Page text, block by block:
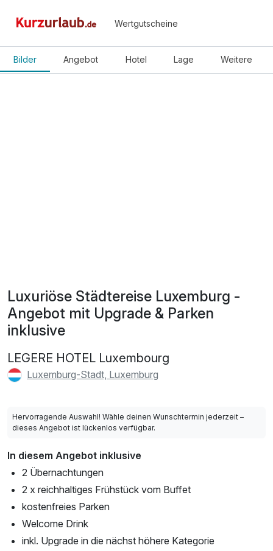
Wertgutscheine
Bilder Angebot Hotel Lage Weitere
Luxuriöse Städtereise Luxemburg -
Angebot mit Upgrade & Parken
inklusive
LEGERE HOTEL Luxembourg
Luxemburg-Stadt, Luxemburg
Hervorragende Auswahl! Wähle deinen Wunschtermin jederzeit –
dieses Angebot ist lückenlos verfügbar.
In diesem Angebot inklusive
2 Übernachtungen
2 x reichhaltiges Frühstück vom Buffet
kostenfreies Parken
Welcome Drink
inkl. Upgrade in die nächst höhere Kategorie